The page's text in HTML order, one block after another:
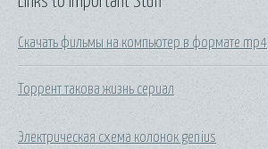
Скачать фильмы на компьютер в формате mp4
Торрент такова жизнь сериал
Электрическая схема колонок genius